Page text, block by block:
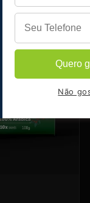
Quero
Não